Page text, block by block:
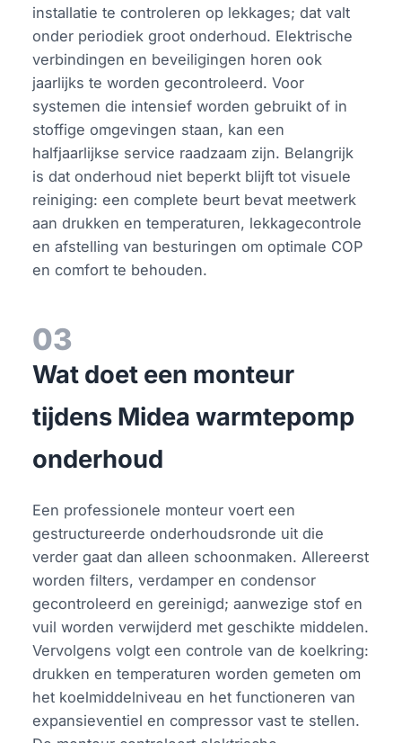
installatie te controleren op lekkages; dat valt
onder periodiek groot onderhoud. Elektrische
verbindingen en beveiligingen horen ook
jaarlijks te worden gecontroleerd. Voor
systemen die intensief worden gebruikt of in
stoffige omgevingen staan, kan een
halfjaarlijkse service raadzaam zijn. Belangrijk
is dat onderhoud niet beperkt blijft tot visuele
reiniging: een complete beurt bevat meetwerk
aan drukken en temperaturen, lekkagecontrole
en afstelling van besturingen om optimale COP
en comfort te behouden.
03
Wat doet een monteur
tijdens Midea warmtepomp
onderhoud
Een professionele monteur voert een
gestructureerde onderhoudsronde uit die
verder gaat dan alleen schoonmaken. Allereerst
worden filters, verdamper en condensor
gecontroleerd en gereinigd; aanwezige stof en
vuil worden verwijderd met geschikte middelen.
Vervolgens volgt een controle van de koelkring:
drukken en temperaturen worden gemeten om
het koelmiddelniveau en het functioneren van
expansieventiel en compressor vast te stellen.